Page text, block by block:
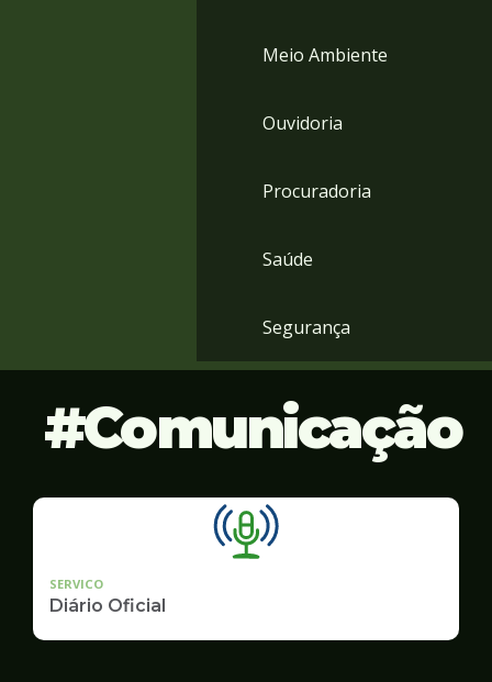
Meio Ambiente
Ouvidoria
Procuradoria
Saúde
Segurança
Comunicação
SERVICO
Diário Oficial